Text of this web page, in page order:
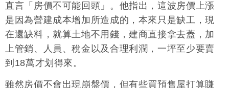
直言「房價不可能回頭」。他指出，這波房價上漲
是因為營建成本增加所造成的，本來只是缺工，現
在還缺料，就算土地不用錢，建商直接拿去蓋，加
上管銷、人員、稅金以及合理利潤，一坪至少要賣
到18萬才划得來。
雖然房價不會出現崩盤價，但有些買預售屋打算賺